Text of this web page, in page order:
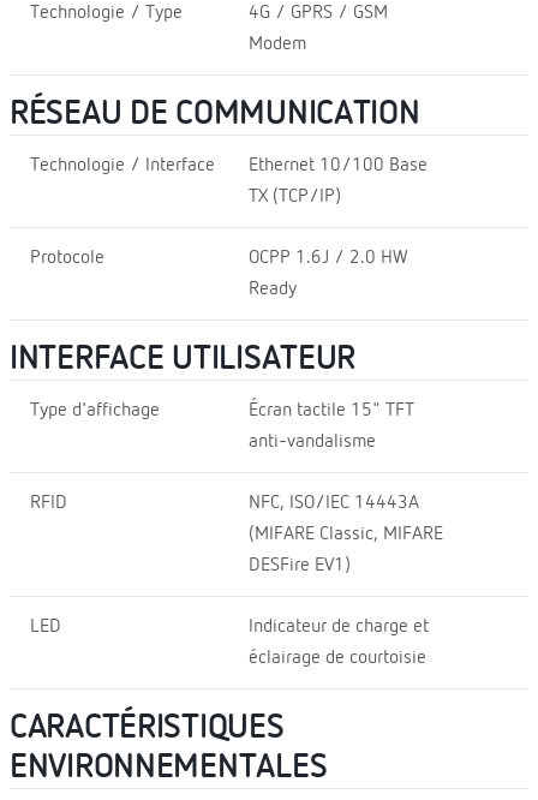
Technologie / Type
4G / GPRS / GSM
Modem
RÉSEAU DE COMMUNICATION
Technologie / Interface
Ethernet 10/100 Base
TX (TCP/IP)
Protocole
OCPP 1.6J / 2.0 HW
Ready
INTERFACE UTILISATEUR
Type d'affichage
Écran tactile 15" TFT
anti-vandalisme
RFID
NFC, ISO/IEC 14443A
(MIFARE Classic, MIFARE
DESFire EV1)
LED
Indicateur de charge et
éclairage de courtoisie
CARACTÉRISTIQUES
ENVIRONNEMENTALES